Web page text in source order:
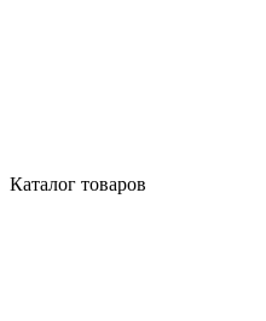
Каталог товаров